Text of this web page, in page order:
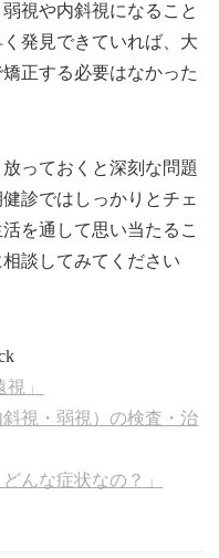
視や内斜視になること
発見できていれば、大
正する必要はなかった
っておくと深刻な問題
診ではしっかりとチェ
を通して思い当たるこ
談してみてください
」
視・弱視）の検査・治
んな症状なの？」